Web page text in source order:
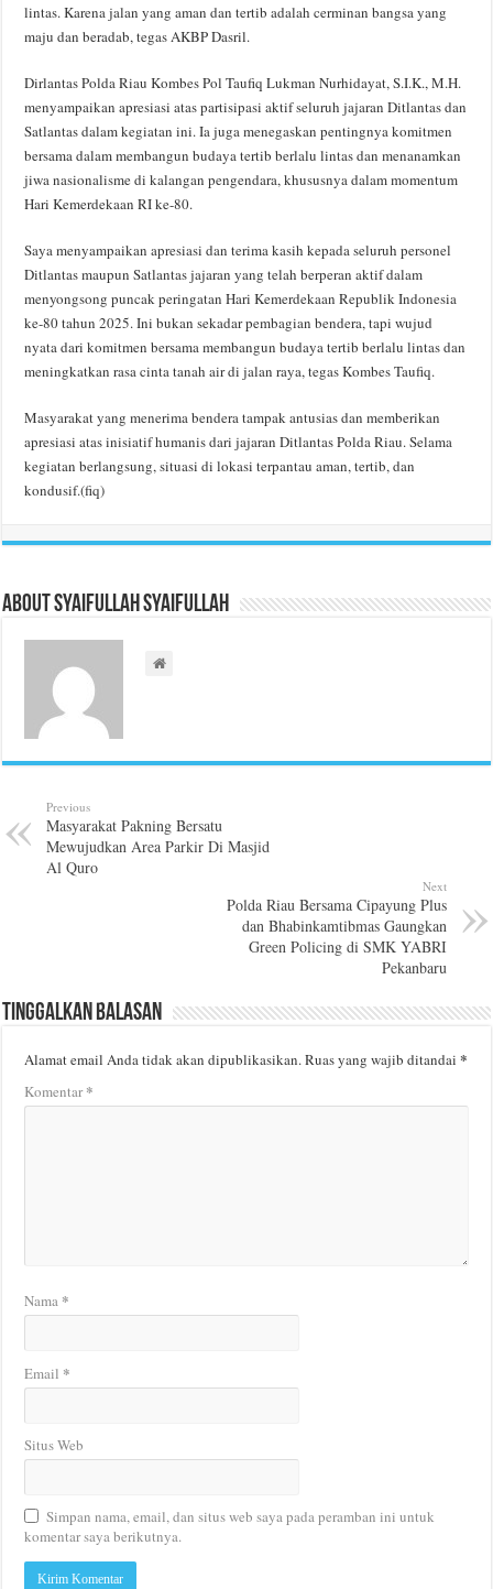
lintas. Karena jalan yang aman dan tertib adalah cerminan bangsa yang
maju dan beradab, tegas AKBP Dasril.
Dirlantas Polda Riau Kombes Pol Taufiq Lukman Nurhidayat, S.I.K., M.H.
menyampaikan apresiasi atas partisipasi aktif seluruh jajaran Ditlantas dan
Satlantas dalam kegiatan ini. Ia juga menegaskan pentingnya komitmen
bersama dalam membangun budaya tertib berlalu lintas dan menanamkan
jiwa nasionalisme di kalangan pengendara, khususnya dalam momentum
Hari Kemerdekaan RI ke-80.
Saya menyampaikan apresiasi dan terima kasih kepada seluruh personel
Ditlantas maupun Satlantas jajaran yang telah berperan aktif dalam
menyongsong puncak peringatan Hari Kemerdekaan Republik Indonesia
ke-80 tahun 2025. Ini bukan sekadar pembagian bendera, tapi wujud
nyata dari komitmen bersama membangun budaya tertib berlalu lintas dan
meningkatkan rasa cinta tanah air di jalan raya, tegas Kombes Taufiq.
Masyarakat yang menerima bendera tampak antusias dan memberikan
apresiasi atas inisiatif humanis dari jajaran Ditlantas Polda Riau. Selama
kegiatan berlangsung, situasi di lokasi terpantau aman, tertib, dan
kondusif.(fiq)
About Syaifullah Syaifullah
Previous
Masyarakat Pakning Bersatu
Mewujudkan Area Parkir Di Masjid
Al Quro
Next
Polda Riau Bersama Cipayung Plus
dan Bhabinkamtibmas Gaungkan
Green Policing di SMK YABRI
Pekanbaru
Tinggalkan Balasan
Alamat email Anda tidak akan dipublikasikan.Ruas yang wajib ditandai*
Komentar*
Nama *
Email *
Situs Web
Simpan nama, email, dan situs web saya pada peramban ini untuk
komentar saya berikutnya.